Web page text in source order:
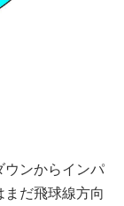
ウンからインパ
だ飛球線方向